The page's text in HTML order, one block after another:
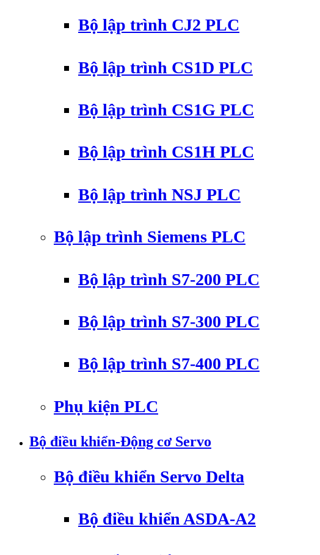
Bộ lập trình CJ2 PLC
Bộ lập trình CS1D PLC
Bộ lập trình CS1G PLC
Bộ lập trình CS1H PLC
Bộ lập trình NSJ PLC
Bộ lập trình Siemens PLC
Bộ lập trình S7-200 PLC
Bộ lập trình S7-300 PLC
Bộ lập trình S7-400 PLC
Phụ kiện PLC
Bộ điều khiển-Động cơ Servo
Bộ điều khiển Servo Delta
Bộ điều khiển ASDA-A2